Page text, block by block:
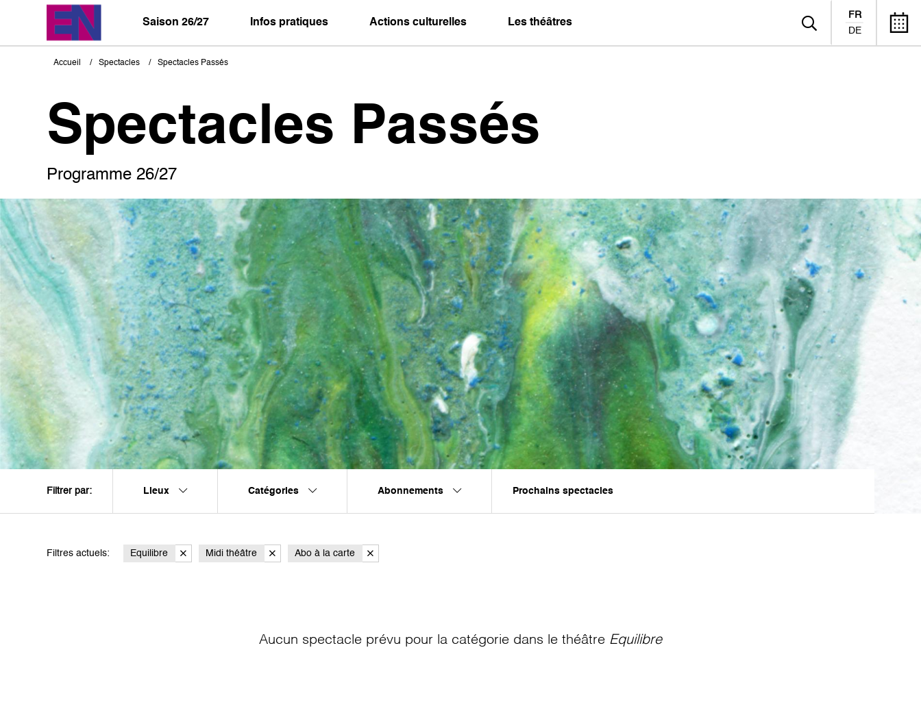
Saison 26/27 Infos pratiques Actions culturelles Les théâtres
FR
DE
Fil
Accueil Spectacles Spectacles Passés
Spectacles Passés
Programme 26/27
Filtrer par: Lieux Catégories Abonnements Prochains spectacles
Filtres actuels: Equilibre Midi théâtre Abo à la carte
Aucun spectacle prévu pour la catégorie dans le théâtre Equilibre